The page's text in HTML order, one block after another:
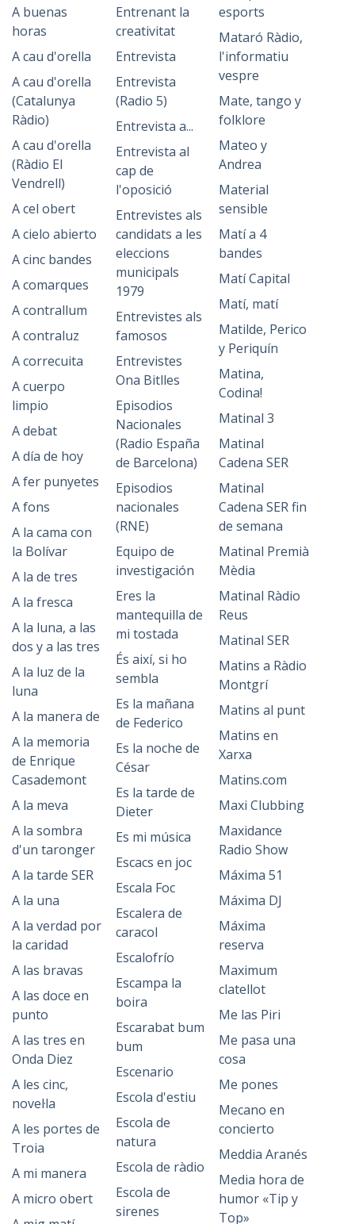
A buenas
horas
A cau d'orella
A cau d'orella
(Catalunya
Ràdio)
A cau d'orella
(Ràdio El
Vendrell)
A cel obert
A cielo abierto
A cinc bandes
A comarques
A contrallum
A contraluz
A correcuita
A cuerpo
limpio
A debat
A día de hoy
A fer punyetes
A fons
A la cama con
la Bolívar
A la de tres
A la fresca
A la luna, a las
dos y a las tres
A la luz de la
luna
A la manera de
A la memoria
de Enrique
Casademont
A la meva
A la sombra
d'un taronger
A la tarde SER
A la una
A la verdad por
la caridad
A las bravas
A las doce en
punto
A las tres en
Onda Diez
A les cinc,
novel·la
A les portes de
Troia
A mi manera
A micro obert
Entrenant la
creativitat
Entrevista
Entrevista
(Radio 5)
Entrevista a...
Entrevista al
cap de
l'oposició
Entrevistes als
candidats a les
eleccions
municipals
1979
Entrevistes als
famosos
Entrevistes
Ona Bitlles
Episodios
Nacionales
(Radio España
de Barcelona)
Episodios
nacionales
(RNE)
Equipo de
investigación
Eres la
mantequilla de
mi tostada
És així, si ho
sembla
Es la mañana
de Federico
Es la noche de
César
Es la tarde de
Dieter
Es mi música
Escacs en joc
Escala Foc
Escalera de
caracol
Escalofrío
Escampa la
boira
Escarabat bum
bum
Escenario
Escola d'estiu
Escola de
natura
Escola de ràdio
Escola de
sirenes
esports
Mataró Ràdio,
l'informatiu
vespre
Mate, tango y
folklore
Mateo y
Andrea
Material
sensible
Matí a 4
bandes
Matí Capital
Matí, matí
Matilde, Perico
y Periquín
Matina,
Codina!
Matinal 3
Matinal
Cadena SER
Matinal
Cadena SER fin
de semana
Matinal Premià
Mèdia
Matinal Ràdio
Reus
Matinal SER
Matins a Ràdio
Montgrí
Matins al punt
Matins en
Xarxa
Matins.com
Maxi Clubbing
Maxidance
Radio Show
Máxima 51
Máxima DJ
Máxima
reserva
Maximum
clatellot
Me las Piri
Me pasa una
cosa
Me pones
Mecano en
concierto
Meddia Aranés
Media hora de
humor «Tip y
Top»